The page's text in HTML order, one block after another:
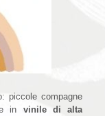
piccole compagne
in vinile di alta